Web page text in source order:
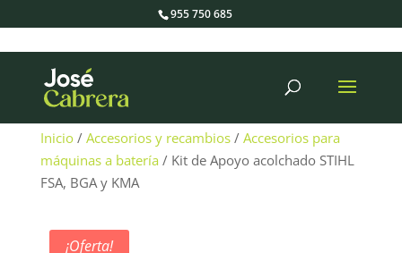
955 750 685
Inicio/ Accesorios y recambios/ Accesorios para
máquinas a batería / Kit de Apoyo acolchado STIHL
FSA, BGA y KMA
¡Oferta!